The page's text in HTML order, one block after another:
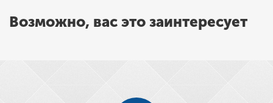
Возможно, вас это заинтересует